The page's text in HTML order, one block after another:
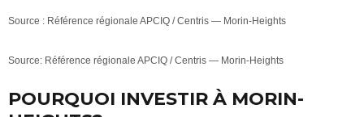
Source : Référence régionale APCIQ / Centris — Morin-Heights
Source: Référence régionale APCIQ / Centris — Morin-Heights
POURQUOI INVESTIR À MORIN-